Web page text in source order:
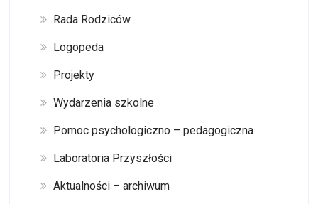
Rada Rodziców
Logopeda
Projekty
Wydarzenia szkolne
Pomoc psychologiczno – pedagogiczna
Laboratoria Przyszłości
Aktualności – archiwum